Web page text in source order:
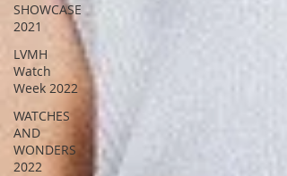
SHOWCASE
2021
LVMH
Watch
Week 2022
WATCHES
AND
WONDERS
2022